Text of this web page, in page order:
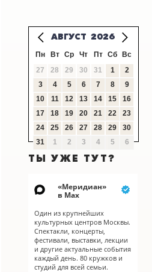
АВГУСТ 2026
Пн Вт Ср Чт Пт Сб
Вс
27
28 29 30 31 1
2
3
4 5 6 7 8
9
10
11 12 13 14 15
16
17
18 19 20 21 22
23
24
25 26 27 28 29
30
31
1 2 3 4 5 6
ТЫ УЖЕ ТУТ?
«Меридиан»
в Мах
Один из крупнейших
культурных центров Москвы.
Спектакли, концерты,
фестивали, выставки, лекции
и другие актуальные события
каждый день. 80 кружков и
студий для всей семьи.